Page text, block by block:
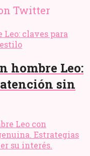
hombre Leo:
sin
Leo con
Estrategias
su interés.